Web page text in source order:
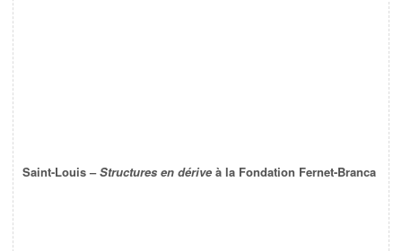
Saint-Louis –Structures en dérive à la Fondation Fernet-Branca